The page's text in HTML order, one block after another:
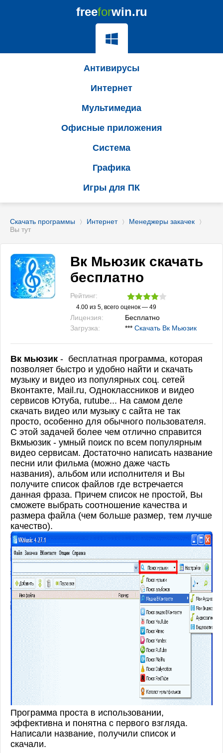
Скачать программы 〉 Интернет 〉 Менеджеры закачек 〉
Вы тут
Вк Мьюзик скачать
бесплатно
Рейтинг:
4.00из 5, всего оценок — 49
Лицензия:
Бесплатно
Загрузка:
*** Скачать Вк Мьюзик
Вк мьюзик - бесплатная программа, которая
позволяет быстро и удобно найти и скачать
музыку и видео из популярных соц. сетей
Вконтакте, Mail.ru, Одноклассников и видео
сервисов Ютуба, rutube... На самом деле
скачать видео или музыку с сайта не так
просто, особенно для обычного пользователя.
С этой задачей более чем отлично справится
Вкмьюзик - умный поиск по всем популярным
видео сервисам. Достаточно написать название
песни или фильма (можно даже часть
названия), альбом или исполнителя и Вы
получите список файлов где встречается
данная фраза. Причем список не простой, Вы
сможете выбрать соотношение качества и
размера файла (чем больше размер, тем лучше
качество).
Программа проста в использовании,
эффективна и понятна с первого взгляда.
Написали название, получили список и
скачали.
freeforwin.ru
Антивирусы
Интернет
Мультимедиа
Офисные приложения
Система
Графика
Игры для ПК